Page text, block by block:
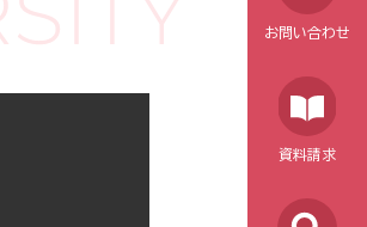
お問い合わせ
資料請求